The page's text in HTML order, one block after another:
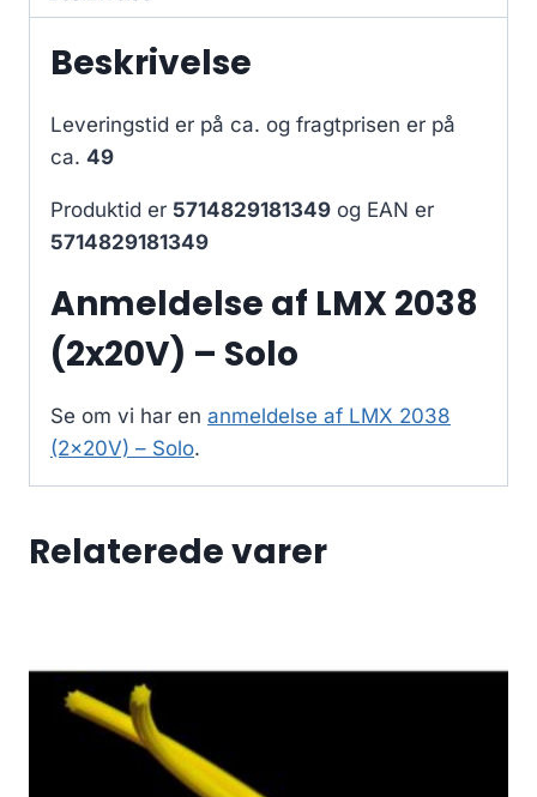
Beskrivelse
Leveringstid er på ca. og fragtprisen er på
ca. 49
Produktid er 5714829181349 og EAN er
5714829181349
Anmeldelse af LMX 2038
(2x20V) – Solo
Se om vi har en anmeldelse af LMX 2038
(2x20V) – Solo.
Relaterede varer